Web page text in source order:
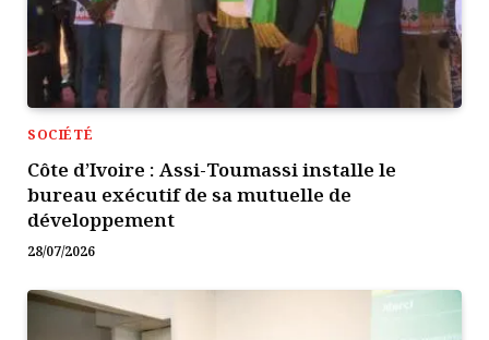
SOCIÉTÉ
Côte d’Ivoire : Assi-Toumassi installe le
bureau exécutif de sa mutuelle de
développement
28/07/2026